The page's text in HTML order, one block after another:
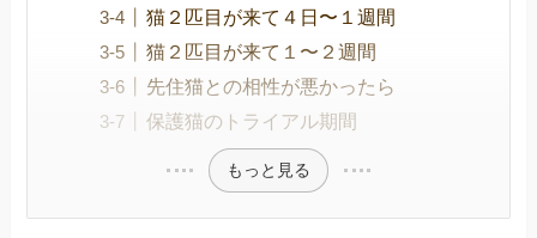
猫２匹目が来て４日〜１週間
猫２匹目が来て１〜２週間
先住猫との相性が悪かったら
保護猫のトライアル期間
もっと見る